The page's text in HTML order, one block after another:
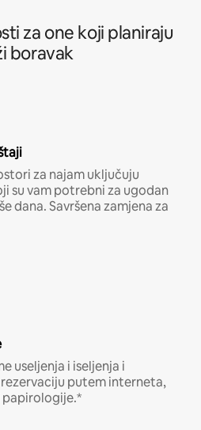
za one koji planiraju
boravak
za najam uključuju
su vam potrebni za ugodan
dana. Savršena zamjena za
useljenja i iseljenja i
putem interneta,
papirologije.*